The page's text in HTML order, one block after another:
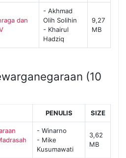
dan
- Akhmad
Olih Solihin
- Khairul
Hadziq
9,27
MB
(10
PENULIS SIZE
- Winarno
- Mike
Kusumawati
3,62
MB